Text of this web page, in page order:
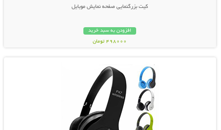
کیت بزرگنمایی صفحه نمایش موبایل
افزودن به سبد خرید
498000 تومان
نمایش توضیحات بیشتر